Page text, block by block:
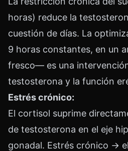
horas) reduce la
cuestión de días. La
9 horas constantes, en un
fresco— es una
testosterona y la función
Estrés crónico:
El cortisol suprime
de testosterona en el eje
gonadal. Estrés crónico →